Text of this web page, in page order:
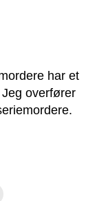
har et
overfører